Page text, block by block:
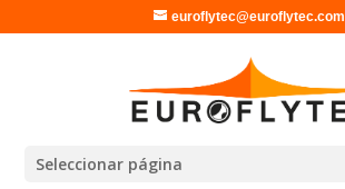
euroflytec@euroflytec.com
Seleccionar página